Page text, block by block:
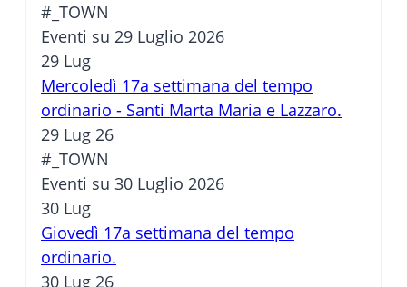
#_TOWN
Eventi su 29 Luglio 2026
29 Lug
Mercoledì 17a settimana del tempo
ordinario - Santi Marta Maria e Lazzaro.
29 Lug 26
#_TOWN
Eventi su 30 Luglio 2026
30 Lug
Giovedì 17a settimana del tempo
ordinario.
30 Lug 26